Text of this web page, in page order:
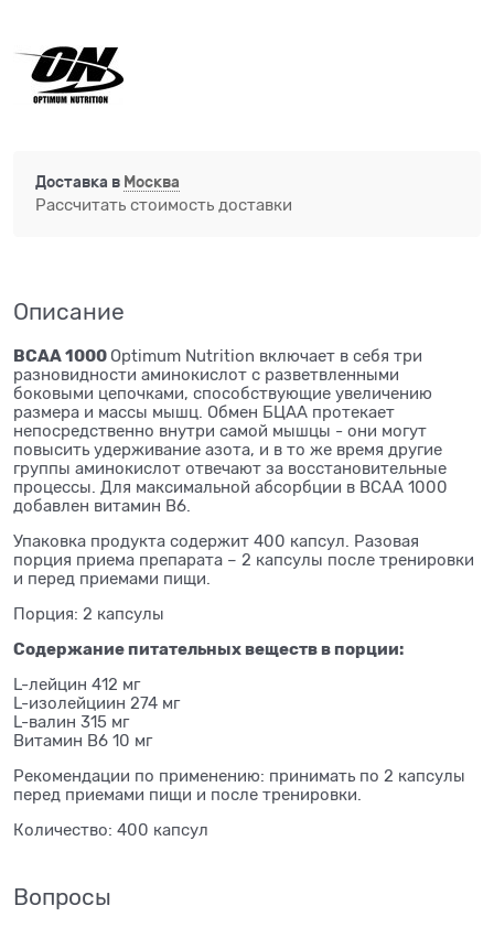
Доставка в Москва
Рассчитать стоимость доставки
Описание
BCAA 1000 Optimum Nutrition включает в себя три
разновидности аминокислот с разветвленными
боковыми цепочками, способствующие увеличению
размера и массы мышц. Обмен БЦАА протекает
непосредственно внутри самой мышцы - они могут
повысить удерживание азота, и в то же время другие
группы аминокислот отвечают за восстановительные
процессы. Для максимальной абсорбции в BCAA 1000
добавлен витамин В6.
Упаковка продукта содержит 400 капсул. Разовая
порция приема препарата – 2 капсулы после тренировки
и перед приемами пищи.
Порция: 2 капсулы
Содержание питательных веществ в порции:
L-лейцин 412 мг
L-изолейциин 274 мг
L-валин 315 мг
Витамин B6 10 мг
Рекомендации по применению: принимать по 2 капсулы
перед приемами пищи и после тренировки.
Количество: 400 капсул
Вопросы